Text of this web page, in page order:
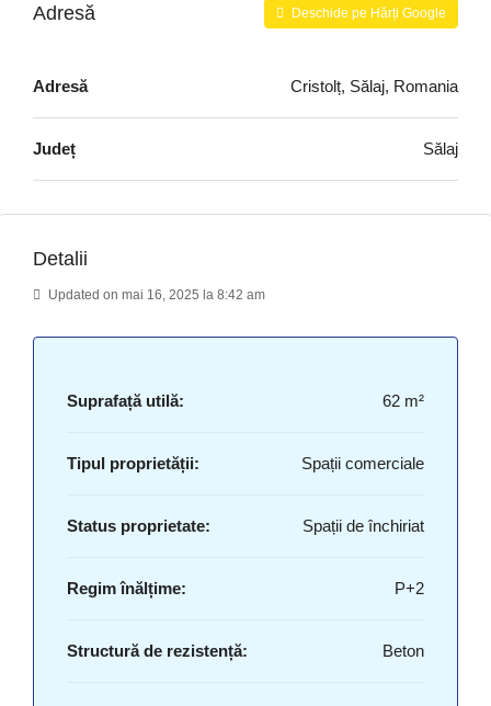
Adresă Deschide pe Hărți Google
Adresă Cristolț, Sălaj, Romania
Județ Sălaj
Detalii
Updated on mai 16, 2025 la 8:42 am
Suprafață utilă: 62 m²
Tipul proprietății: Spații comerciale
Status proprietate: Spații de închiriat
Regim înălțime: P+2
Structură de rezistență: Beton